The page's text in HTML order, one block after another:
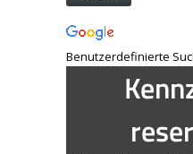
Benutzerdefinierte